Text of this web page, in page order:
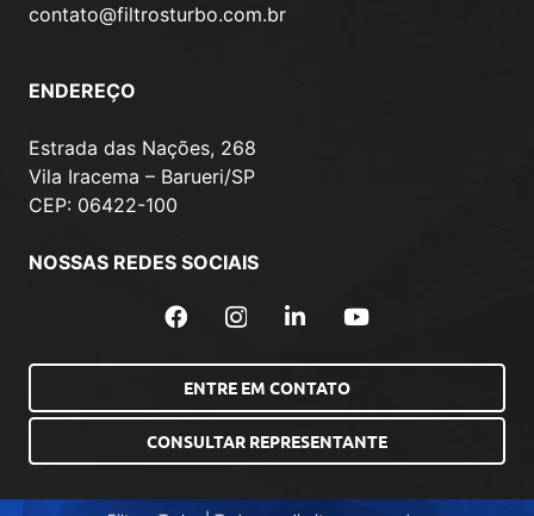
contato@filtrosturbo.com.br
ENDEREÇO
Estrada das Nações, 268
Vila Iracema – Barueri/SP
CEP: 06422-100
NOSSAS REDES SOCIAIS
ENTRE EM CONTATO
CONSULTAR REPRESENTANTE